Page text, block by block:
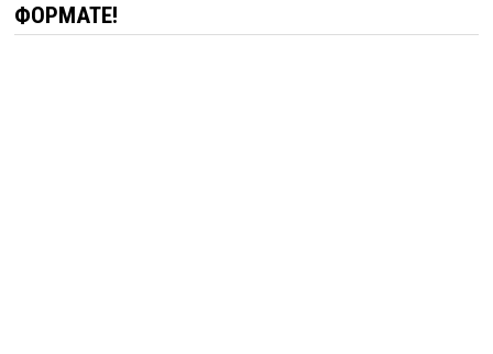
ФОРМАТЕ!